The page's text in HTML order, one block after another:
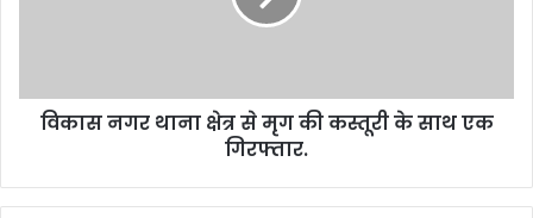
विकास नगर थाना क्षेत्र से मृग की कस्तूरी के साथ एक
गिरफ्तार.